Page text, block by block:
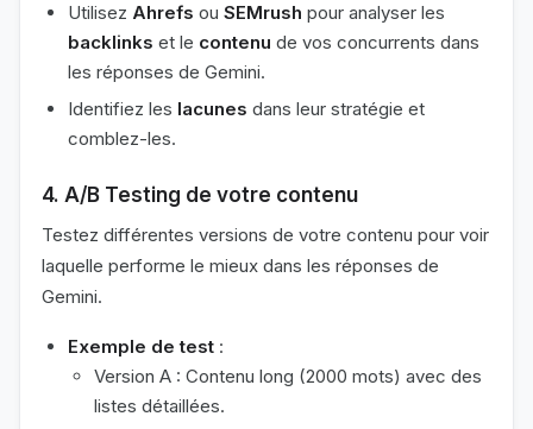
Utilisez Ahrefs ou SEMrush pour analyser les
backlinks et le contenu de vos concurrents dans
les réponses de Gemini.
Identifiez les lacunes dans leur stratégie et
comblez-les.
4. A/B Testing de votre contenu
Testez différentes versions de votre contenu pour voir
laquelle performe le mieux dans les réponses de
Gemini.
Exemple de test :
Version A : Contenu long (2000 mots) avec des
listes détaillées.